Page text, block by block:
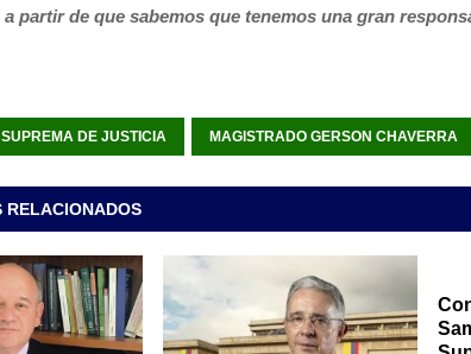
partir de que sabemos que tenemos una gran
DE JUSTICIA MAGISTRADO GERSON CHAVERRA
RELACIONADOS